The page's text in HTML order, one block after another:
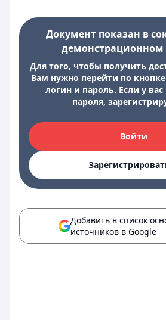
Документ показан в
Для того, чтобы получить
Вам нужно перейти по
логин и пароль. Если у вас
пароля,
Войти
Добавить в список
источников в Google